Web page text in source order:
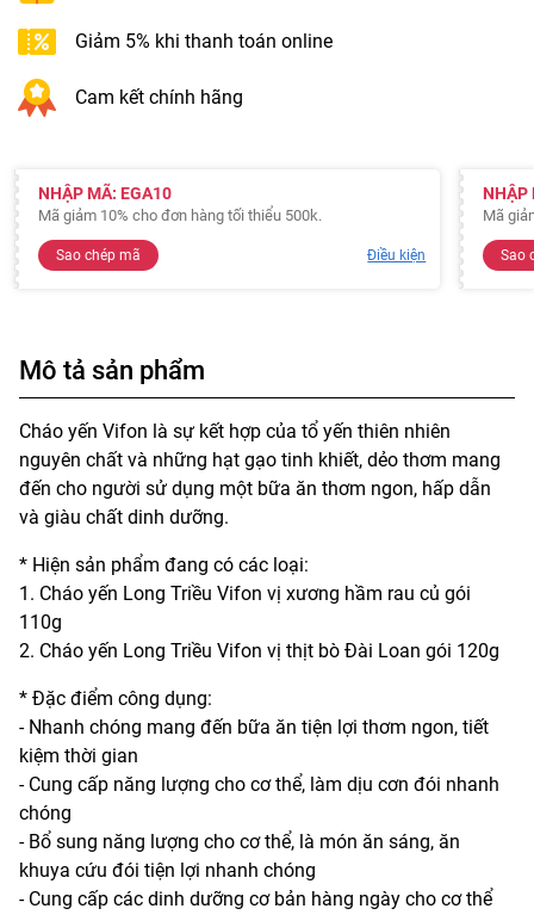
Giảm 5% khi thanh toán online
Cam kết chính hãng
NHẬP MÃ: EGA10
Mã giảm 10% cho đơn hàng tối thiểu 500k.
Sao chép mã Điều kiện
NHẬP
Mã
Sao
Mô tả sản phẩm
Cháo yến Vifon là sự kết hợp của tổ yến thiên nhiên
nguyên chất và những hạt gạo tinh khiết, dẻo thơm mang
đến cho người sử dụng một bữa ăn thơm ngon, hấp dẫn
và giàu chất dinh dưỡng.
* Hiện sản phẩm đang có các loại:
1. Cháo yến Long Triều Vifon vị xương hầm rau củ gói
110g
2. Cháo yến Long Triều Vifon vị thịt bò Đài Loan gói 120g
* Đặc điểm công dụng:
- Nhanh chóng mang đến bữa ăn tiện lợi thơm ngon, tiết
kiệm thời gian
- Cung cấp năng lượng cho cơ thể, làm dịu cơn đói nhanh
chóng
- Bổ sung năng lượng cho cơ thể, là món ăn sáng, ăn
khuya cứu đói tiện lợi nhanh chóng
- Cung cấp các dinh dưỡng cơ bản hàng ngày cho cơ thể